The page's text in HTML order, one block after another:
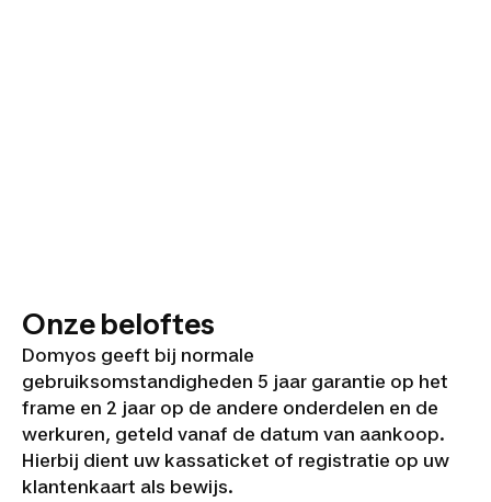
Onze beloftes
Domyos geeft bij normale
gebruiksomstandigheden 5 jaar garantie op het
frame en 2 jaar op de andere onderdelen en de
werkuren, geteld vanaf de datum van aankoop.
Hierbij dient uw kassaticket of registratie op uw
klantenkaart als bewijs.